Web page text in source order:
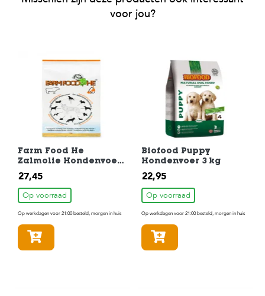
voor jou?
Farm Food He
Zalmolie Hondenvoer
4 kg
27,45
Op voorraad
Op werkdagen voor 21:00 besteld, morgen in huis
Biofood Puppy
Hondenvoer 3 kg
22,95
Op voorraad
Op werkdagen voor 21:00 besteld, morgen in huis